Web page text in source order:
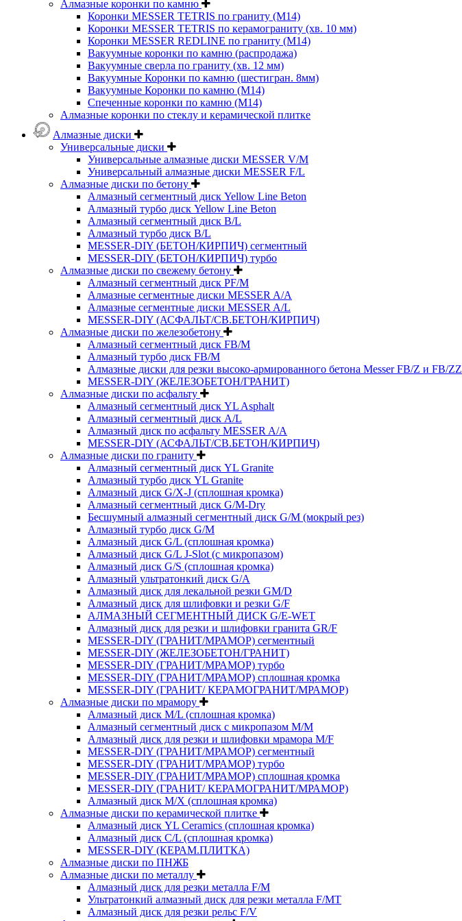
Алмазные коронки по камню
Коронки MESSER TETRIS по граниту (М14)
Коронки MESSER TETRIS по керамограниту (хв. 10 мм)
Коронки MESSER REDLINE по граниту (М14)
Вакуумные коронки по камню (распродажа)
Вакуумные сверла по граниту (хв. 12 мм)
Вакуумные Коронки по камню (шестигран. 8мм)
Вакуумные Коронки по камню (M14)
Спеченные коронки по камню (M14)
Алмазные коронки по стеклу и керамической плитке
Алмазные диски
Универсальные диски
Универсальные алмазные диски MESSER V/M
Универсальный алмазные диски MESSER F/L
Алмазные диски по бетону
Алмазный сегментный диск Yellow Line Beton
Алмазный турбо диск Yellow Line Beton
Алмазный сегментный диск B/L
Алмазный турбо диск B/L
MESSER-DIY (БЕТОН/КИРПИЧ) сегментный
MESSER-DIY (БЕТОН/КИРПИЧ) турбо
Алмазные диски по свежему бетону
Алмазный сегментный диск PF/M
Алмазные сегментные диски MESSER A/A
Алмазные сегментные диски MESSER A/L
MESSER-DIY (АСФАЛЬТ/СВ.БЕТОН/КИРПИЧ)
Алмазные диски по железобетону
Алмазный сегментный диск FB/M
Алмазный турбо диск FB/M
Алмазные диски для резки высоко-армированного бетона Messer FB/Z и FB/ZZ
MESSER-DIY (ЖЕЛЕЗОБЕТОН/ГРАНИТ)
Алмазные диски по асфальту
Алмазный сегментный диск YL Asphalt
Алмазный сегментный диск A/L
Алмазный диск по асфальту MESSER A/A
MESSER-DIY (АСФАЛЬТ/СВ.БЕТОН/КИРПИЧ)
Алмазные диски по граниту
Алмазный сегментный диск YL Granite
Алмазный турбо диск YL Granite
Алмазный диск G/X-J (сплошная кромка)
Алмазный сегментный диск G/M-Dry
Бесшумный алмазный сегментный диск G/M (мокрый рез)
Алмазный турбо диск G/M
Алмазный диск G/L (сплошная кромка)
Алмазный диск G/L J-Slot (с микропазом)
Алмазный диск G/S (сплошная кромка)
Алмазный ультратонкий диск G/A
Алмазный диск для лекальной резки GM/D
Алмазный диск для шлифовки и резки G/F
АЛМАЗНЫЙ СЕГМЕНТНЫЙ ДИСК G/E-WET
Алмазный диск для резки и шлифовки гранита GR/F
MESSER-DIY (ГРАНИТ/МРАМОР) сегментный
MESSER-DIY (ЖЕЛЕЗОБЕТОН/ГРАНИТ)
MESSER-DIY (ГРАНИТ/МРАМОР) турбо
MESSER-DIY (ГРАНИТ/МРАМОР) сплошная кромка
MESSER-DIY (ГРАНИТ/ КЕРАМОГРАНИТ/МРАМОР)
Алмазные диски по мрамору
Алмазный диск M/L (сплошная кромка)
Алмазный сегментный диск с микропазом M/M
Алмазный диск для резки и шлифовки мрамора M/F
MESSER-DIY (ГРАНИТ/МРАМОР) сегментный
MESSER-DIY (ГРАНИТ/МРАМОР) турбо
MESSER-DIY (ГРАНИТ/МРАМОР) сплошная кромка
MESSER-DIY (ГРАНИТ/ КЕРАМОГРАНИТ/МРАМОР)
Алмазный диск M/X (сплошная кромка)
Алмазные диски по керамической плитке
Алмазный диск YL Ceramics (сплошная кромка)
Алмазный диск C/L (сплошная кромка)
MESSER-DIY (КЕРАМ.ПЛИТКА)
Алмазные диски по ПНЖБ
Алмазные диски по металлу
Алмазный диск для резки металла F/M
Ультратонкий алмазный диск для резки металла F/MT
Алмазный диск для резки рельс F/V